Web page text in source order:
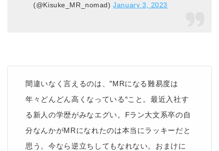
(@Kisuke_MR_nomad)January 3, 2023
間違いなく言えるのは、”MRになる難易度は
年々どんどん高くなっている“こと。最近入社す
る新人の学歴がみなエグい。Fラン大文系卒の自
分なんかがMRになれたのは本当にラッキーだと
思う。今なら逆立ちしてもなれない。おまけに